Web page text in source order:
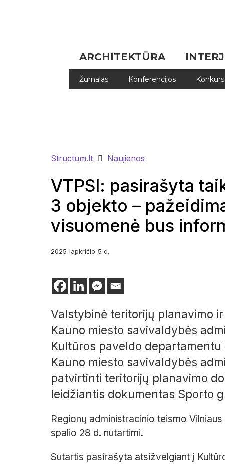
ARCHITEKTŪRA
Žurnalas Konferencijos
Structum.lt Naujienos
VTPSI: pasirašyta
3 objekto –
visuomenė bus
2025 lapkričio 5 d.
Valstybinė teritorijų planavimo
Kauno miesto savivaldybės
Kultūros paveldo
Kauno miesto savivaldybės
patvirtinti teritorijų planavimo
leidžiantis dokumentas Sporto
Regionų administracinio teismo
spalio 28 d. nutartimi.
Sutartis pasirašyta atsižvelgiant į